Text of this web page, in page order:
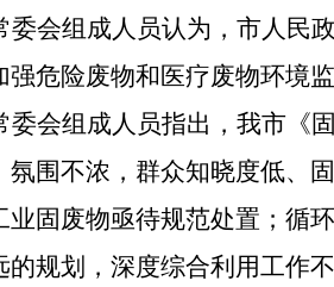
委会组成人员认为，市人民
强危险废物和医疗废物环境
委会组成人员指出，我市《
氛围不浓，群众知晓度低、
业固废物亟待规范处置；循
的规划，深度综合利用工作